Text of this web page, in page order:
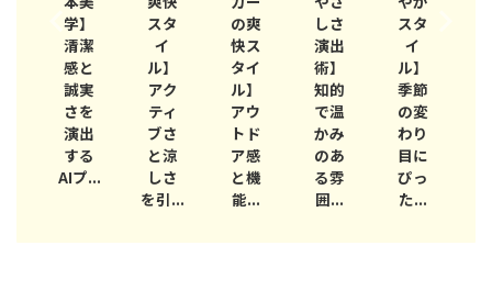
スタ
イ
ル】
アク
ティ
ブさ
と涼
しさ
の爽
快ス
タイ
ル】
アウ
トド
ア感
と機
能...
しさ
演出
術】
知的
で温
かみ
のあ
る雰
囲...
スタ
イ
ル】
季節
の変
わり
目に
ぴっ
た...
イ
ル】
やわ
らか
さと
幻想
感を
まと
うA...